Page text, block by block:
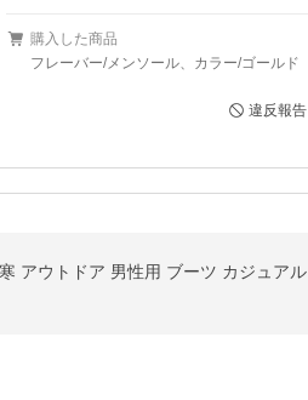
購入した商品
フレーバー/メンソール、カラー/ゴールド
違反報告